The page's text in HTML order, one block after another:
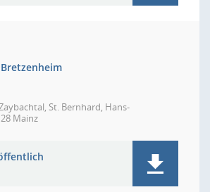
St. Bernhard, Hans-
Mainz